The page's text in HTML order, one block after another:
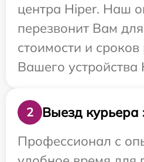
центра Hiper. Наш
перезвонит Вам
стоимости и
Вашего устройства
2
Выезд курьера
Профессионал с